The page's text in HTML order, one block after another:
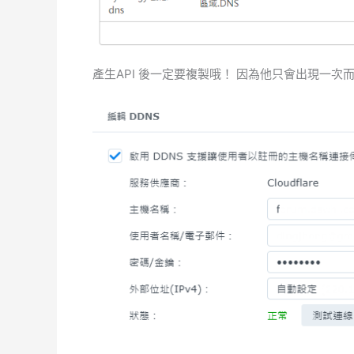
產生API 後一定要複製哦！ 因為他只會出現一次